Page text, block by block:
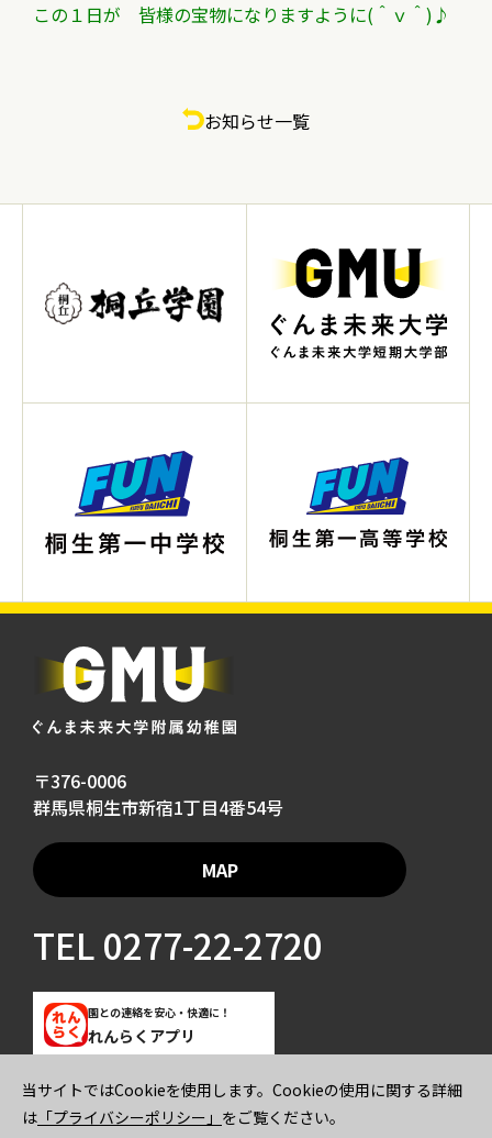
この１日が 皆様の宝物になりますように(＾ｖ＾)♪
お知らせ一覧
〒376-0006
群馬県桐生市新宿1丁目4番54号
MAP
TEL0277-22-2720
園との連絡を安心・快適に！
れんらくアプリ
ご寄付のお願いプライバシーポリシー
当サイトではCookieを使用します。Cookieの使用に関する詳細
は 「プライバシーポリシー」 をご覧ください。